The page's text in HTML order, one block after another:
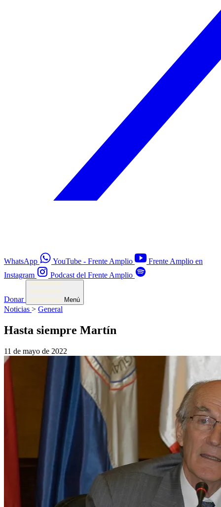
WhatsApp YouTube - Frente Amplio
Frente Amplio en
Instagram
Podcast del Frente Amplio
Donar Menú
Noticias > General
Hasta siempre Martín
11 de mayo de 2022